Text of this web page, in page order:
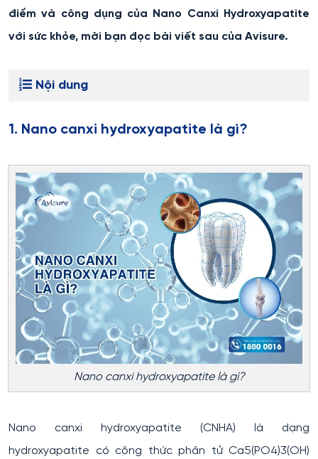
điểm và công dụng của Nano Canxi Hydroxyapatite
với sức khỏe, mời bạn đọc bài viết sau của Avisure.
Nội dung
1. Nano canxi hydroxyapatite là gì?
Nano canxi hydroxyapatite là gì?
Nano canxi hydroxyapatite (CNHA) là dạng
hydroxyapatite có công thức phân tử Ca5(PO4)3(OH)